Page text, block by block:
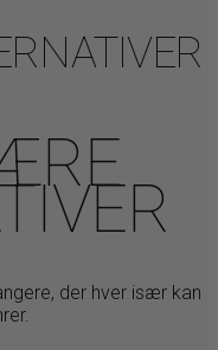
der hver især kan